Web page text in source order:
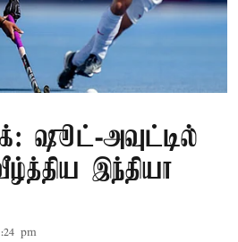
ஷூட்-அவுட்டில்
இந்தியா
pm